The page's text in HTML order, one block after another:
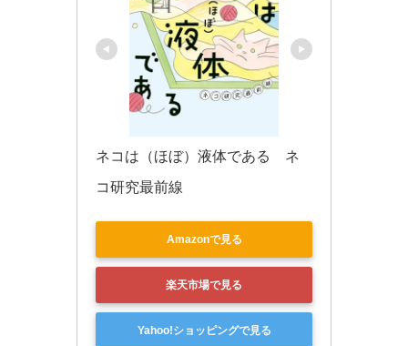
ネコは（ほぼ）液体である　ネ
コ研究最前線
Amazonで見る
楽天市場で見る
Yahoo!ショッピングで見る